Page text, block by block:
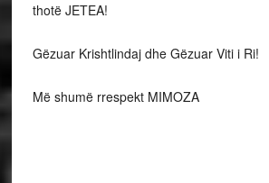
thotë JETEA!
Gëzuar Krishtlindaj dhe Gëzuar Viti i Ri!
Më shumë rrespekt MIMOZA